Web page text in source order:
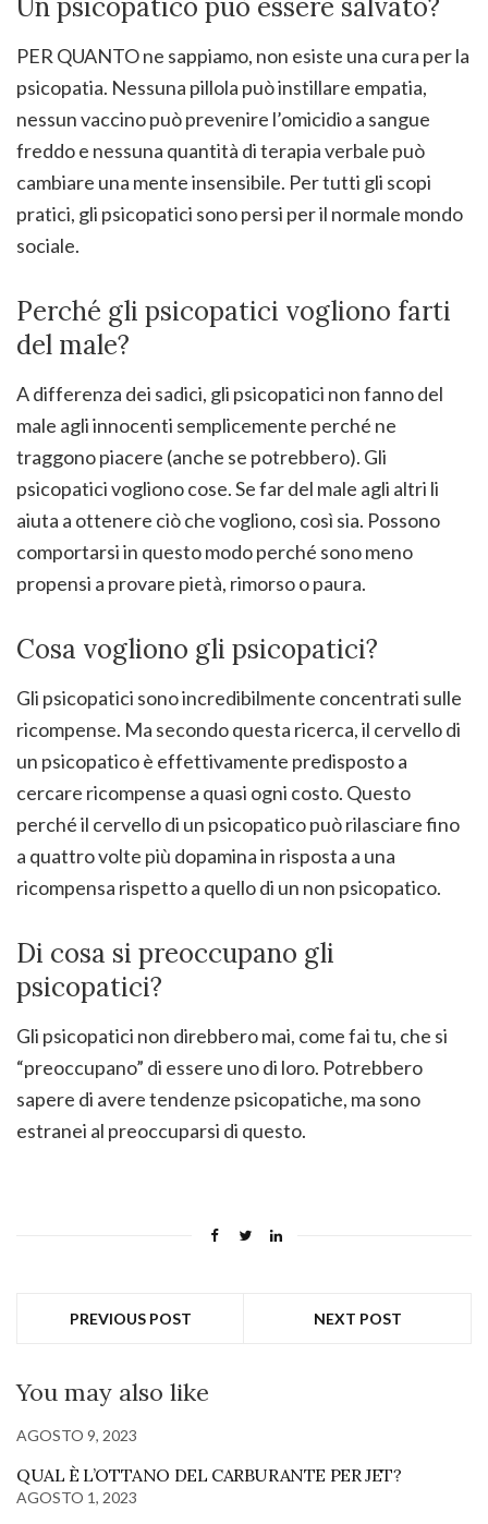
Un psicopatico può essere salvato?
PER QUANTO ne sappiamo, non esiste una cura per la
psicopatia. Nessuna pillola può instillare empatia,
nessun vaccino può prevenire l’omicidio a sangue
freddo e nessuna quantità di terapia verbale può
cambiare una mente insensibile. Per tutti gli scopi
pratici, gli psicopatici sono persi per il normale mondo
sociale.
Perché gli psicopatici vogliono farti
del male?
A differenza dei sadici, gli psicopatici non fanno del
male agli innocenti semplicemente perché ne
traggono piacere (anche se potrebbero). Gli
psicopatici vogliono cose. Se far del male agli altri li
aiuta a ottenere ciò che vogliono, così sia. Possono
comportarsi in questo modo perché sono meno
propensi a provare pietà, rimorso o paura.
Cosa vogliono gli psicopatici?
Gli psicopatici sono incredibilmente concentrati sulle
ricompense. Ma secondo questa ricerca, il cervello di
un psicopatico è effettivamente predisposto a
cercare ricompense a quasi ogni costo. Questo
perché il cervello di un psicopatico può rilasciare fino
a quattro volte più dopamina in risposta a una
ricompensa rispetto a quello di un non psicopatico.
Di cosa si preoccupano gli
psicopatici?
Gli psicopatici non direbbero mai, come fai tu, che si
“preoccupano” di essere uno di loro. Potrebbero
sapere di avere tendenze psicopatiche, ma sono
estranei al preoccuparsi di questo.
PREVIOUS POST NEXT POST
You may also like
AGOSTO 9, 2023
QUAL È L’OTTANO DEL CARBURANTE PER JET?
AGOSTO 1, 2023